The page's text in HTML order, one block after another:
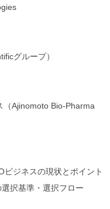
グループ）
Ajinomoto Bio-Pharma
ジネスの現状とポイント
択基準・選択フロー